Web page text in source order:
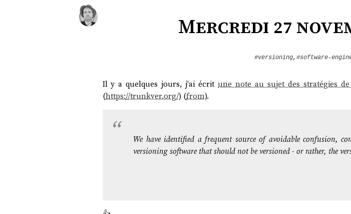
Mercredi 27
#versioning, #software-
Il y a quelques jours, j'ai écritune note au sujet des stratégies
(https://trunkver.org/) (from).
We have identified a frequent source of avoidable confusion,
versioning software that should not be versioned - or rather, the